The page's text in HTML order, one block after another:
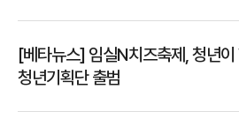
[베타뉴스] 임실N치즈축제, 청년이
청년기획단 출범